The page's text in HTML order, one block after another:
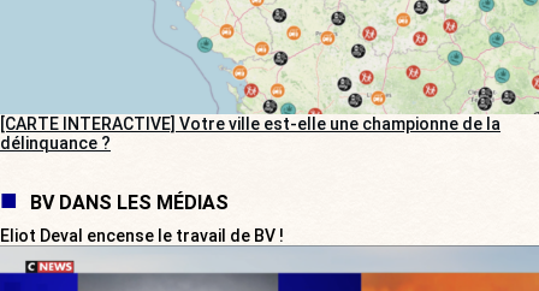
[CARTE INTERACTIVE] Votre ville est-elle une championne de la
délinquance ?
BV DANS LES MÉDIAS
Eliot Deval encense le travail de BV !